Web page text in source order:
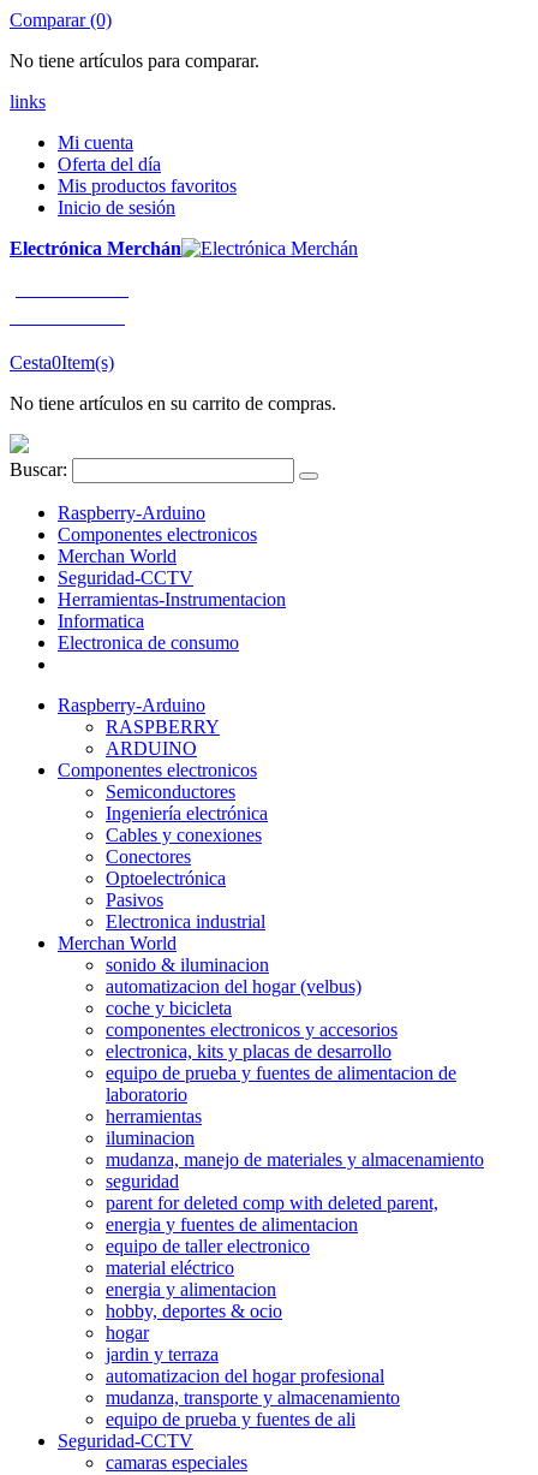
Comparar (0)
No tiene artículos para comparar.
links
Mi cuenta
Oferta del día
Mis productos favoritos
Inicio de sesión
Electrónica Merchán
Cesta0Item(s)
No tiene artículos en su carrito de compras.
Buscar:
Raspberry-Arduino
Componentes electronicos
Merchan World
Seguridad-CCTV
Herramientas-Instrumentacion
Informatica
Electronica de consumo
Raspberry-Arduino
RASPBERRY
ARDUINO
Componentes electronicos
Semiconductores
Ingeniería electrónica
Cables y conexiones
Conectores
Optoelectrónica
Pasivos
Electronica industrial
Merchan World
sonido & iluminacion
automatizacion del hogar (velbus)
coche y bicicleta
componentes electronicos y accesorios
electronica, kits y placas de desarrollo
equipo de prueba y fuentes de alimentacion de
laboratorio
herramientas
iluminacion
mudanza, manejo de materiales y almacenamiento
seguridad
parent for deleted comp with deleted parent,
energia y fuentes de alimentacion
equipo de taller electronico
material eléctrico
energia y alimentacion
hobby, deportes & ocio
hogar
jardin y terraza
automatizacion del hogar profesional
mudanza, transporte y almacenamiento
equipo de prueba y fuentes de ali
Seguridad-CCTV
camaras especiales